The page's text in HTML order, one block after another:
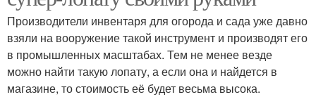
Производители инвентаря для огорода и сада уже давно
взяли на вооружение такой инструмент и производят его
в промышленных масштабах. Тем не менее везде
можно найти такую лопату, а если она и найдется в
магазине, то стоимость её будет весьма высока.